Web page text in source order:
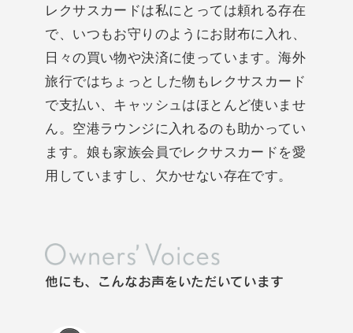
レクサスカードは私にとっては頼れる存在
で、いつもお守りのようにお財布に入れ、
日々の買い物や決済に使っています。海外
旅行ではちょっとした物もレクサスカード
で支払い、キャッシュはほとんど使いませ
ん。空港ラウンジに入れるのも助かってい
ます。娘も家族会員でレクサスカードを愛
用していますし、欠かせない存在です。
他にも、こんなお声をいただいています